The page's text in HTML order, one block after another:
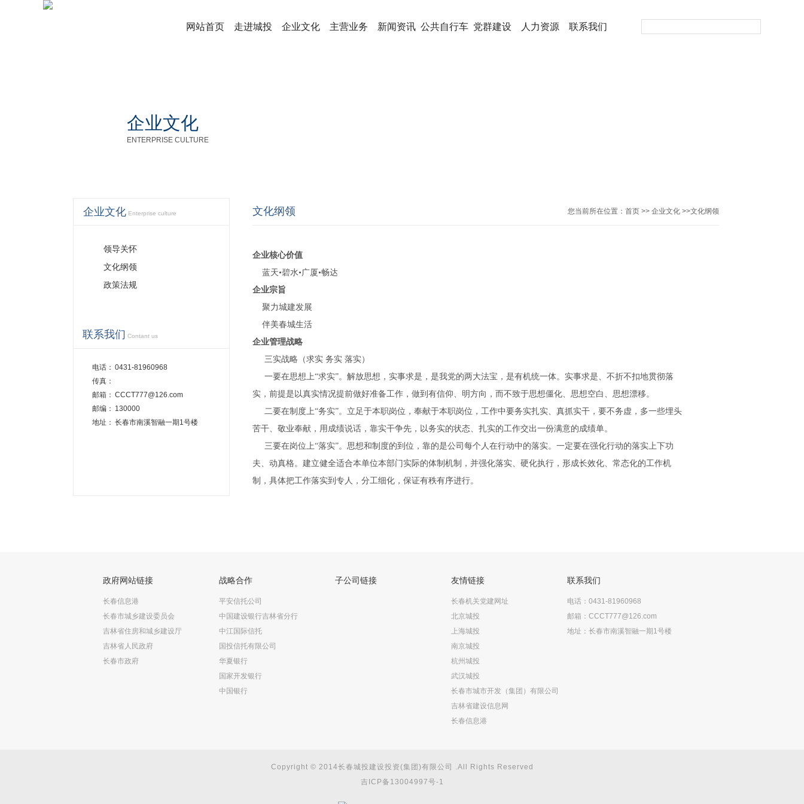
网站首页 走进城投 企业文化 主营业务 新闻资讯 公共自行车 党群建设 人力资源 联系我们
企业文化
ENTERPRISE CULTURE
企业文化 Enterprise culture
领导关怀
文化纲领
政策法规
联系我们 Contant us
电话： 0431-81960968
传真：
邮箱： CCCT777@126.com
邮编： 130000
地址： 长春市南溪智融一期1号楼
您当前所在位置： 首页 >> 企业文化 >>文化纲领
文化纲领
企业核心价值
蓝天•碧水•广厦•畅达
企业宗旨
聚力城建发展
伴美春城生活
企业管理战略
三实战略（求实 务实 落实）
一要在思想上“求实”。解放思想，实事求是，是我党的两大法宝，是有机统一体。实事求是、不折不扣地贯彻落
实，前提是以真实情况提前做好准备工作，做到有信仰、明方向，而不致于思想僵化、思想空白、思想漂移。
二要在制度上“务实”。立足于本职岗位，奉献于本职岗位，工作中要务实扎实、真抓实干，要不务虚，多一些埋头
苦干、敬业奉献，用成绩说话，靠实干争先，以务实的状态、扎实的工作交出一份满意的成绩单。
三要在岗位上“落实”。思想和制度的到位，靠的是公司每个人在行动中的落实。一定要在强化行动的落实上下功
夫、动真格。建立健全适合本单位本部门实际的体制机制，并强化落实、硬化执行，形成长效化、常态化的工作机
制，具体把工作落实到专人，分工细化，保证有秩有序进行。
政府网站链接
长春信息港
长春市城乡建设委员会
吉林省住房和城乡建设厅
吉林省人民政府
长春市政府
战略合作
平安信托公司
中国建设银行吉林省分行
中江国际信托
国投信托有限公司
华夏银行
国家开发银行
中国银行
子公司链接 友情链接
长春机关党建网址
北京城投
上海城投
南京城投
杭州城投
武汉城投
长春市城市开发（集团）有限公司
吉林省建设信息网
长春信息港
联系我们
电话：0431-81960968
邮箱：CCCT777@126.com
地址：长春市南溪智融一期1号楼
Copyright © 2014长春城投建设投资(集团)有限公司 .All Rights Reserved
吉ICP备13004997号-1